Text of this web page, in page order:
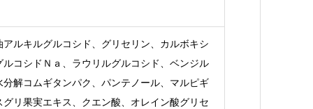
ルキルグルコシド、グリセリン、カルボキシ
コシドＮａ、ラウリルグルコシド、ベンジル
解コムギタンパク、パンテノール、マルピギ
リ果実エキス、クエン酸、オレイン酸グリセ